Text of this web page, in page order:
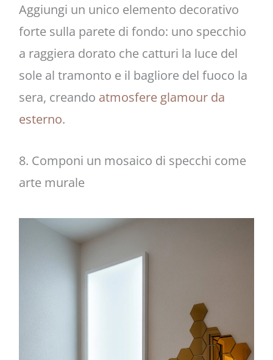
Aggiungi un unico elemento decorativo
forte sulla parete di fondo: uno specchio
a raggiera dorato che catturi la luce del
sole al tramonto e il bagliore del fuoco la
sera, creando atmosfere glamour da
esterno.
8. Componi un mosaico di specchi come
arte murale